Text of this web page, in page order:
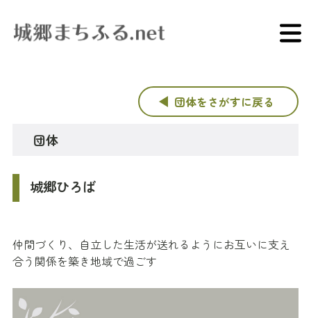
団体をさがすに戻る
団体
城郷ひろば
仲間づくり、自立した生活が送れるようにお互いに支え
合う関係を築き地域で過ごす